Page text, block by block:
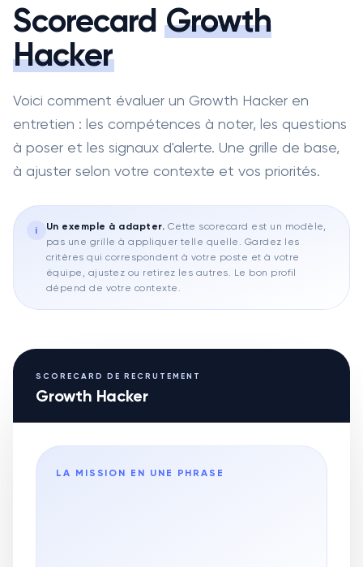
Scorecard Growth
Hacker
Voici comment évaluer un Growth Hacker en
entretien : les compétences à noter, les questions
à poser et les signaux d'alerte. Une grille de base,
à ajuster selon votre contexte et vos priorités.
i Un exemple à adapter. Cette scorecard est un modèle,
pas une grille à appliquer telle quelle. Gardez les
critères qui correspondent à votre poste et à votre
équipe, ajustez ou retirez les autres. Le bon profil
dépend de votre contexte.
SCORECARD DE RECRUTEMENT
Growth Hacker
LA MISSION EN UNE PHRASE